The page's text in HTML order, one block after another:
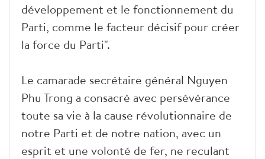
développement et le fonctionnement du
Parti, comme le facteur décisif pour créer
la force du Parti".
Le camarade secrétaire général Nguyen
Phu Trong a consacré avec persévérance
toute sa vie à la cause révolutionnaire de
notre Parti et de notre nation, avec un
esprit et une volonté de fer, ne reculant